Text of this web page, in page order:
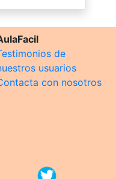
de
usuarios
con nosotros